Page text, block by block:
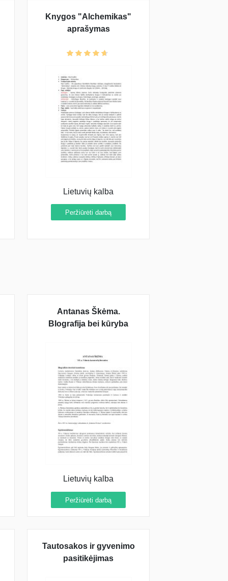
Knygos "Alchemikas"
aprašymas
Lietuvių kalba
Peržiūrėti darbą
Antanas Škėma.
BIografija bei kūryba
Lietuvių kalba
Peržiūrėti darbą
Tautosakos ir gyvenimo
pasitikėjimas